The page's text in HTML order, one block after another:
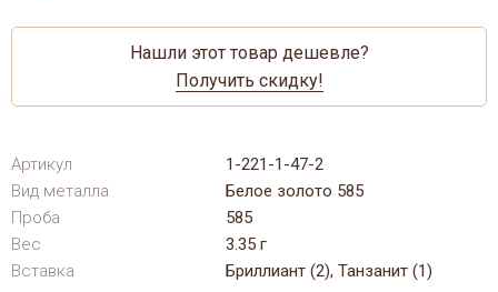
Нашли этот товар дешевле?
Получить скидку!
Артикул
1-221-1-47-2
Вид металла
Белое золото 585
Проба
585
Вес
3.35 г
Вставка
Бриллиант (2), Танзанит (1)